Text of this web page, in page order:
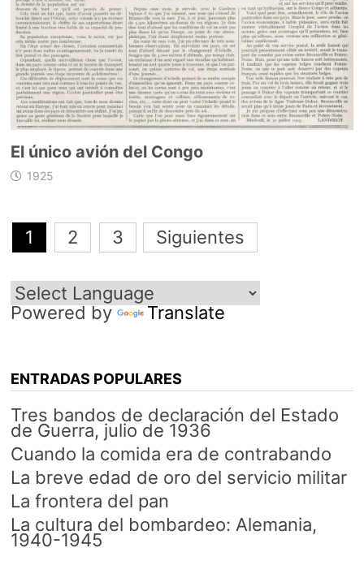
El único avión del Congo
1925
Navegación
de
1 2 3 Siguientes
Powered by Translate
ENTRADAS POPULARES
Tres bandos de declaración del Estado
de Guerra, julio de 1936
Cuando la comida era de contrabando
La breve edad de oro del servicio militar
La frontera del pan
La cultura del bombardeo: Alemania,
1940-1945